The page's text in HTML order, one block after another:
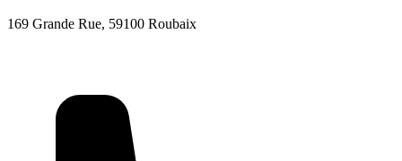
169 Grande Rue, 59100 Roubaix